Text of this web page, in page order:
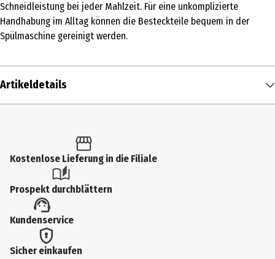
Schneidleistung bei jeder Mahlzeit. Für eine unkomplizierte
Handhabung im Alltag können die Besteckteile bequem in der
Spülmaschine gereinigt werden.
Artikeldetails
Produkttyp
1.9 cm
Geeignet für
Kostenlose Lieferung in die Filiale
Prospekt durchblättern
Kundenservice
Sicher einkaufen